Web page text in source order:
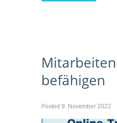
befähigen
Posted 9. November 2022